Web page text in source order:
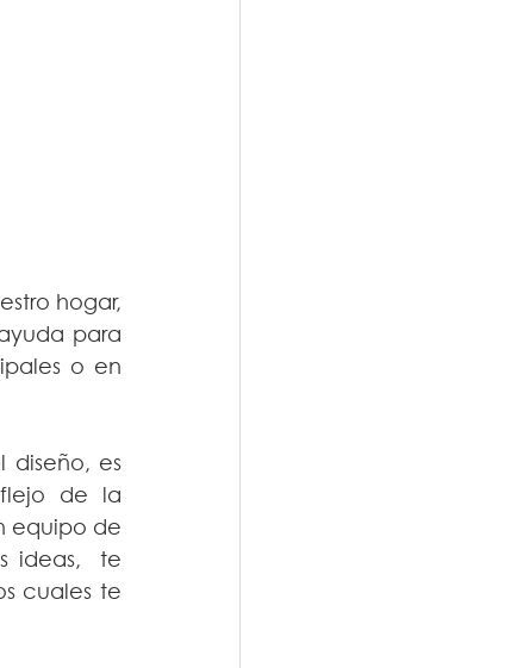
hogar,
para
o en
diseño, es
de la
ideas,  te
cuales te